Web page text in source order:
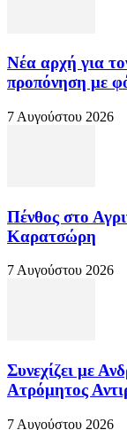
Νέα αρχή για
προπόνηση με
7 Αυγούστου 2026
Πένθος στο
Καρατσώρη
7 Αυγούστου 2026
Συνεχίζει με
Ατρόμητος
7 Αυγούστου 2026